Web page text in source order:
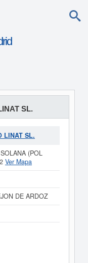
SL.
LINAT SL.
(POL
Ver Mapa
DE ARDOZ